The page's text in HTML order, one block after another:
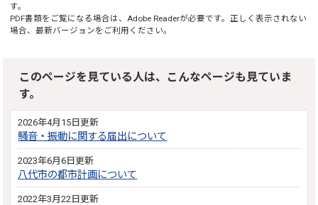
す。
PDF書類をご覧になる場合は、 Adobe Readerが必要です。正しく表示されない
場合、最新バージョンをご利用ください。
このページを見ている人は、こんなページも見ていま
す。
2026年4月15日更新
騒音・振動に関する届出について
2023年6月6日更新
八代市の都市計画について
2022年3月22日更新